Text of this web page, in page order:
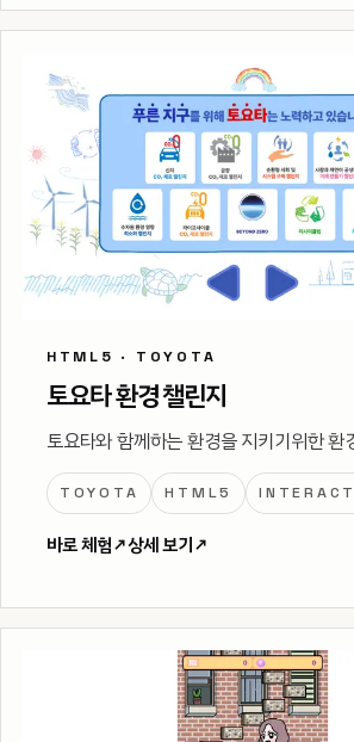
HTML5 · TOYOTA
토요타 환경 챌린지
토요타와 함께하는 환경을 지키기위한 환
TOYOTA HTML5
바로 체험↗상세 보기↗